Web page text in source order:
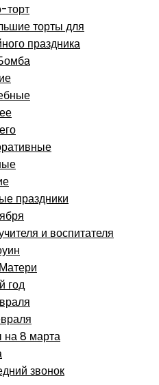
торт
торты для
праздника
праздники
и воспитателя
год
на 8 марта
звонок